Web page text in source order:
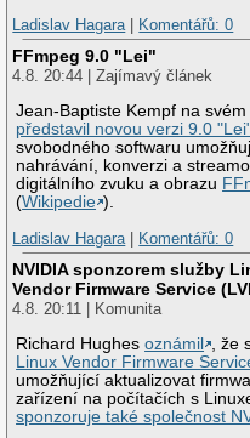
Ladislav Hagara
Komentářů: 0
FFmpeg 9.0 "Lei"
4.8. 20:44 | Zajímavý článek
Jean-Baptiste Kempf na svém
představil novou verzi 9.0
svobodného softwaru
nahrávání, konverzi a
digitálního zvuku a obrazu
(Wikipedie ).
Ladislav Hagara
Komentářů: 0
NVIDIA sponzorem služby
Vendor Firmware Service
4.8. 20:11 | Komunita
Richard Hughesoznámil
, že
Linux Vendor Firmware
umožňující aktualizovat
zařízení na počítačích s
sponzoruje také společnost